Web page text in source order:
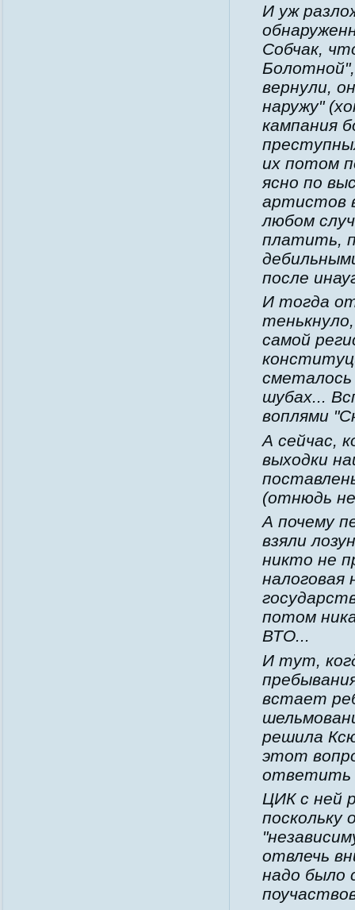
И уж
Собчак,
вернули,
наружу"
кампания
их потом
ясно по
артистов
любом
платить,
после
И тогда
самой
шубах...
воплями
А сейчас,
выходки
(отнюдь
А почему
взяли
никто не
налоговая
потом
ВТО...
И тут,
встает
решила
этот
ответить
ЦИК с ней
поскольку
отвлечь
надо было